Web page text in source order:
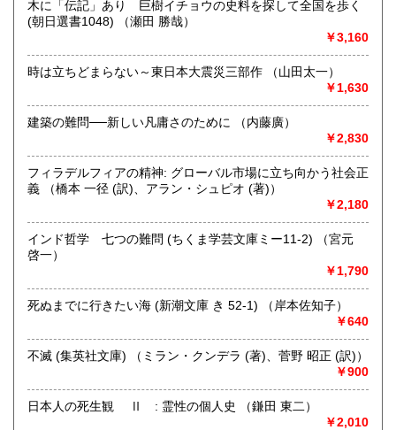
沖縄県 300円
沿線名：伯備線・桃太郎線(吉備線)
最寄駅：総社駅
定休日：年中無休
不死鳥BOOKSでは、書籍だけでなくCD、DVD、レコード、
ゲーム、おもちゃ、骨董品まであらゆるものの買い取りがで
にお問い合わせください。出張費は、無料です。
哲学宗教、歴史、社会科学、自然科学、美術工芸、趣味、外
国書、サブカルチャー、古書一般（その他）
オールジャンル
木に「伝記」あり 巨樹イチョウの史料を探して全国を歩く
(朝日選書1048) （瀬田 勝哉）
￥3,160
時は立ちどまらない～東日本大震災三部作 （山田太一）
￥1,630
建築の難問──新しい凡庸さのために （内藤廣）
￥2,830
フィラデルフィアの精神: グローバル市場に立ち向かう社会正
義 （橋本 一径 (訳)、アラン・シュピオ (著)）
￥2,180
インド哲学 七つの難問 (ちくま学芸文庫ミー11-2) （宮元
啓一）
￥1,790
死ぬまでに行きたい海 (新潮文庫 き 52-1) （岸本佐知子）
￥640
不滅 (集英社文庫) （ミラン・クンデラ (著)、菅野 昭正 (訳)）
￥900
日本人の死生観 Ⅱ : 霊性の個人史 （鎌田 東二）
￥2,010